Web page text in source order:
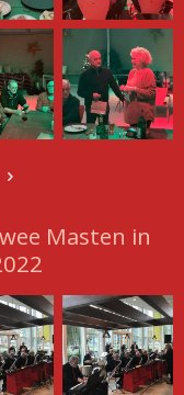
Masten in